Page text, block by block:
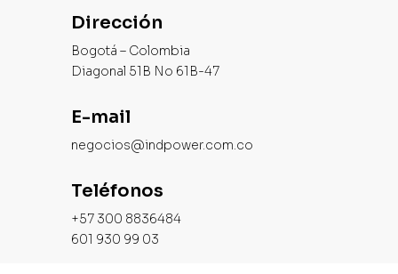
Dirección
Bogotá – Colombia
Diagonal 51B No 61B-47
E-mail
negocios@indpower.com.co
Teléfonos
+57 300 8836484
601 930 99 03